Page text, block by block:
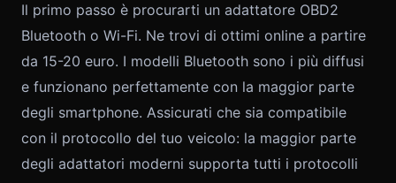
Il primo passo è procurarti un adattatore OBD2
Bluetooth o Wi-Fi. Ne trovi di ottimi online a partire
da 15-20 euro. I modelli Bluetooth sono i più diffusi
e funzionano perfettamente con la maggior parte
degli smartphone. Assicurati che sia compatibile
con il protocollo del tuo veicolo: la maggior parte
degli adattatori moderni supporta tutti i protocolli